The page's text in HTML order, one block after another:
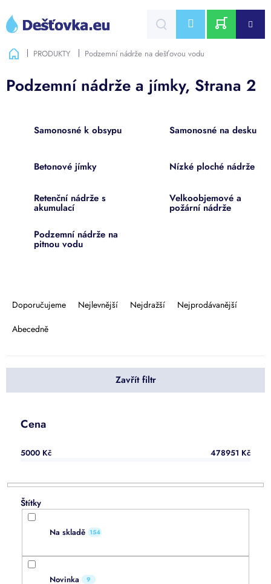
obsah
CZK
NÁKUPNÍ
DomůPRODUKTY Podzemní nádrže na dešťovou vodu
Podzemní nádrže a jímky, Strana 2
Samonosné k obsypu Samonosné na desku
Betonové jímky Nízké ploché nádrže
Retenční nádrže s
akumulací
Velkoobjemové a
požární nádrže
Podzemní nádrže na
pitnou vodu
p
o
Doporučujeme Nejlevnější Nejdražší
Nejprodávanější
Abecedně
Zavřít filtr
Cena
5000 Kč 478951 Kč
Na skladě 154
Novinka 9